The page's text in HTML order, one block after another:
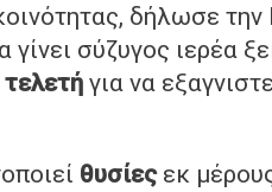
δήλωσε
σύζυγος ιερέα
για να
θυσίεςεκ